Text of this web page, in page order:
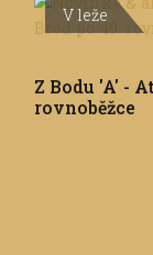
V leže
Z Bodu 'A' -
rovnoběžce